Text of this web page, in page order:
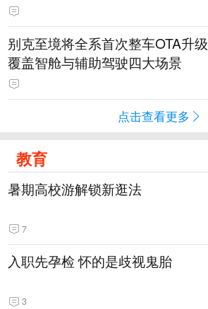
别克至境将全系首次整车OTA升级
覆盖智舱与辅助驾驶四大场景
点击查看更多
教育
暑期高校游解锁新逛法
7
入职先孕检 怀的是歧视鬼胎
3